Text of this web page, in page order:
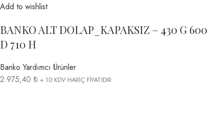
Add to wishlist
BANKO ALT DOLAP_KAPAKSIZ – 430 G 600
D 710 H
Banko Yardımcı Ürünler
2.975,40 ₺ + 10 KDV HARİÇ FİYATIDIR.